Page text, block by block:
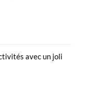
avec un joli